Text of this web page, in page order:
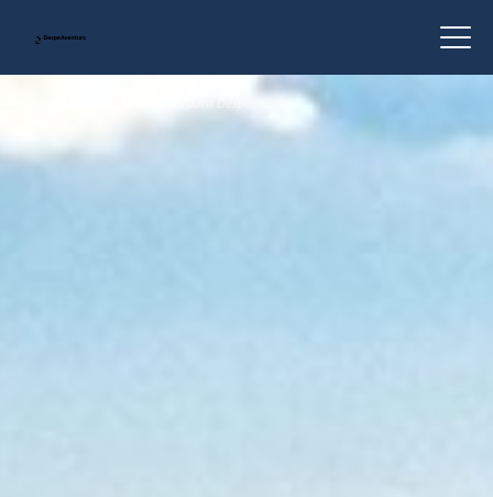
Cenas para Despedidas